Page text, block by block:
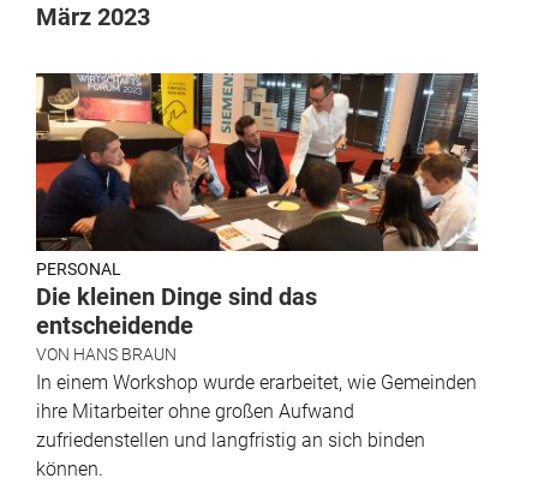
März 2023
PERSONAL
Die kleinen Dinge sind das
entscheidende
VON HANS BRAUN
In einem Workshop wurde erarbeitet, wie Gemeinden
ihre Mitarbeiter ohne großen Aufwand
zufriedenstellen und langfristig an sich binden
können.